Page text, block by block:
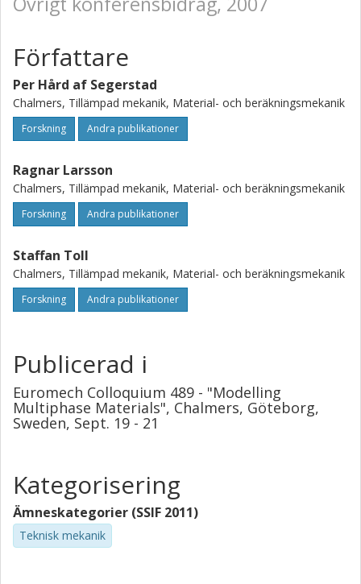
Författare
Per Hård af Segerstad
Chalmers, Tillämpad mekanik, Material- och beräkningsmekanik
Forskning Andra publikationer
Ragnar Larsson
Chalmers, Tillämpad mekanik, Material- och beräkningsmekanik
Forskning Andra publikationer
Staffan Toll
Chalmers, Tillämpad mekanik, Material- och beräkningsmekanik
Forskning Andra publikationer
Publicerad i
Euromech Colloquium 489 - "Modelling
Multiphase Materials", Chalmers, Göteborg,
Sweden, Sept. 19 - 21
Kategorisering
Ämneskategorier (SSIF 2011)
Teknisk mekanik